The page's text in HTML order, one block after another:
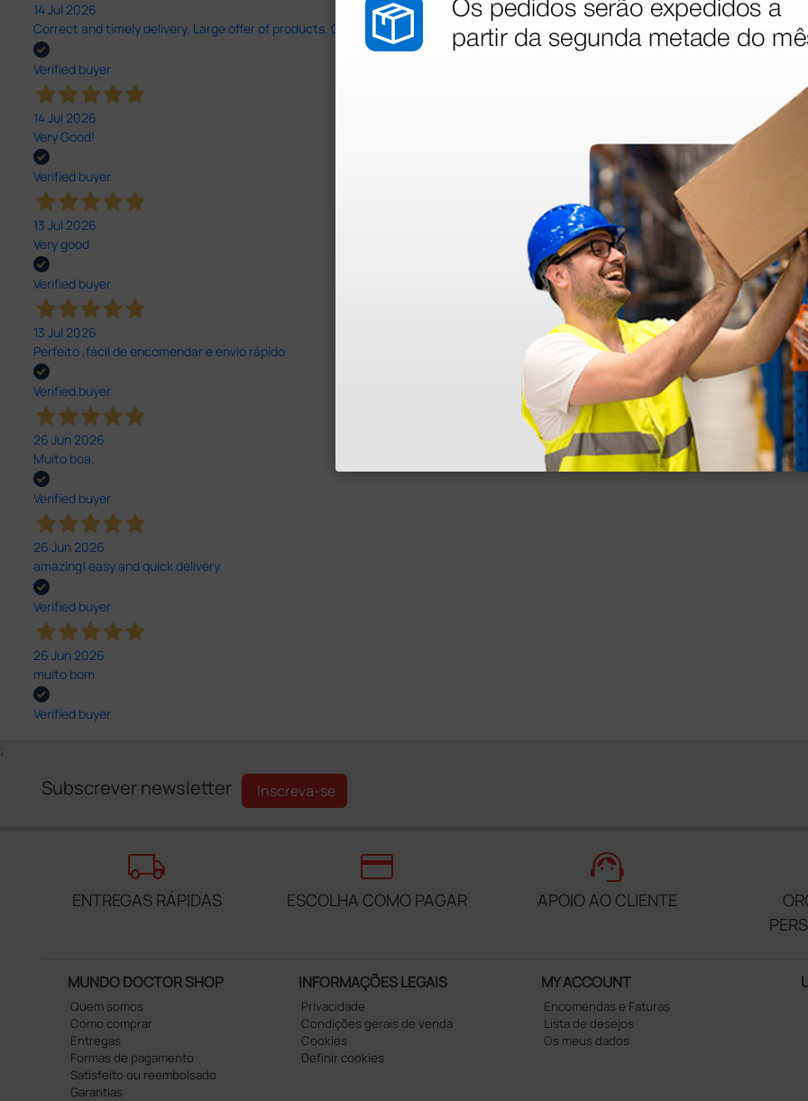
14 Jul 2026
Correct and timely delivery. Large offer of products. Good service!
Verified buyer
14 Jul 2026
Very Good!
Verified buyer
13 Jul 2026
Very good
Verified buyer
13 Jul 2026
Perfeito ,fácil de encomendar e envio rápido
Verified buyer
26 Jun 2026
Muito boa.
Verified buyer
26 Jun 2026
amazing! easy and quick delivery
Verified buyer
26 Jun 2026
muito bom
Verified buyer
;
Subscrever newsletter Inscreva-se
local_shipping
ENTREGAS RÁPIDAS
credit_card
ESCOLHA COMO PAGAR
support_agent
APOIO AO CLIENTE
MUNDO DOCTOR SHOP
Quem somos
Como comprar
Entregas
Formas de pagamento
Satisfeito ou reembolsado
Garantias
INFORMAÇÕES LEGAIS
Privacidade
Condições gerais de venda
Cookies
Definir cookies
MY ACCOUNT
Encomendas e Faturas
Lista de desejos
Os meus dados